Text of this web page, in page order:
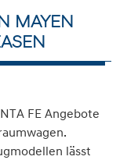
MAYEN
FE Angebote
lässt